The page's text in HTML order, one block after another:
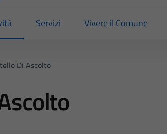
Servizi Vivere il Comune
Di Ascolto